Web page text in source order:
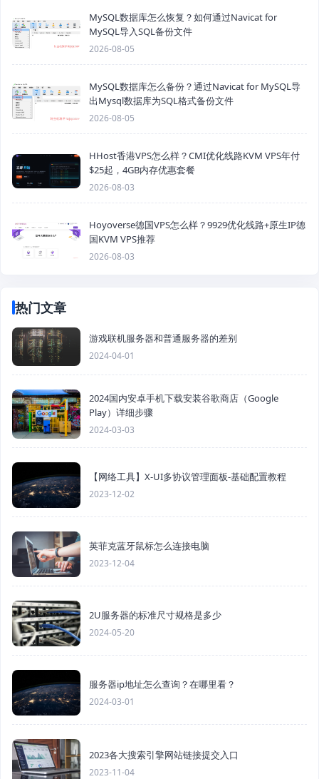
MySQL数据库怎么恢复？如何通过Navicat for
MySQL导入SQL备份文件
2026-08-05
MySQL数据库怎么备份？通过Navicat for MySQL导
出Mysql数据库为SQL格式备份文件
2026-08-05
HHost香港VPS怎么样？CMI优化线路KVM VPS年付
$25起，4GB内存优惠套餐
2026-08-03
Hoyoverse德国VPS怎么样？9929优化线路+原生IP德
国KVM VPS推荐
2026-08-03
热门文章
游戏联机服务器和普通服务器的差别
2024-04-01
2024国内安卓手机下载安装谷歌商店（Google
Play）详细步骤
2024-03-03
【网络工具】X-UI多协议管理面板-基础配置教程
2023-12-02
英菲克蓝牙鼠标怎么连接电脑
2023-12-04
2U服务器的标准尺寸规格是多少
2024-05-20
服务器ip地址怎么查询？在哪里看？
2024-03-01
2023各大搜索引擎网站链接提交入口
2023-11-04